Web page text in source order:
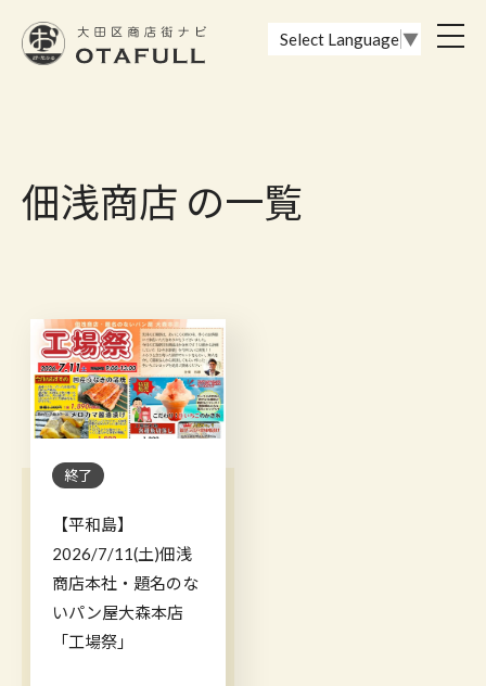
Select Language ▼
佃浅商店 の一覧
終了
【平和島】
2026/7/11(土)佃浅
商店本社・題名のな
いパン屋大森本店
「工場祭」